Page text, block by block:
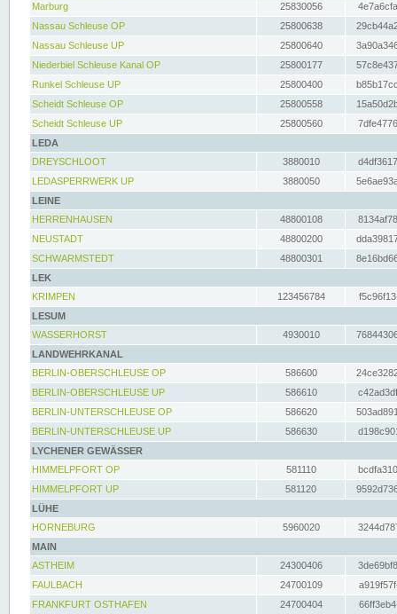
Marburg
25830056
Nassau Schleuse OP
25800638
Nassau Schleuse UP
25800640
Niederbiel Schleuse Kanal OP
25800177
Runkel Schleuse UP
25800400
Scheidt Schleuse OP
25800558
Scheidt Schleuse UP
25800560
LEDA
DREYSCHLOOT
3880010
LEDASPERRWERK UP
3880050
LEINE
HERRENHAUSEN
48800108
NEUSTADT
48800200
SCHWARMSTEDT
48800301
LEK
KRIMPEN
123456784
LESUM
WASSERHORST
4930010
LANDWEHRKANAL
BERLIN-OBERSCHLEUSE OP
586600
BERLIN-OBERSCHLEUSE UP
586610
BERLIN-UNTERSCHLEUSE OP
586620
BERLIN-UNTERSCHLEUSE UP
586630
LYCHENER GEWÄSSER
HIMMELPFORT OP
581110
HIMMELPFORT UP
581120
LÜHE
HORNEBURG
5960020
MAIN
ASTHEIM
24300406
FAULBACH
24700109
FRANKFURT OSTHAFEN
24700404